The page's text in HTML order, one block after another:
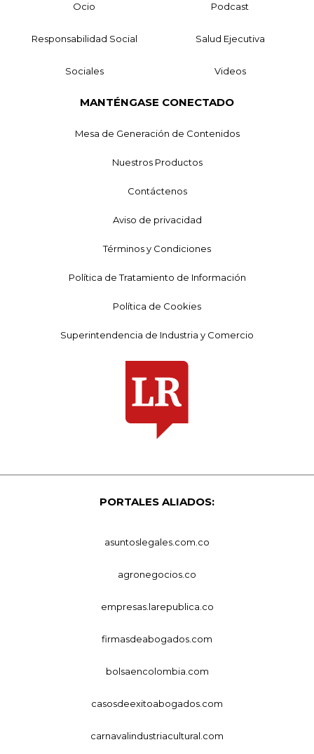
Ocio Podcast
Responsabilidad Social Salud Ejecutiva
Sociales Videos
MANTÉNGASE CONECTADO
Mesa de Generación de Contenidos
Nuestros Productos
Contáctenos
Aviso de privacidad
Términos y Condiciones
Política de Tratamiento de Información
Política de Cookies
Superintendencia de Industria y Comercio
PORTALES ALIADOS:
asuntoslegales.com.co
agronegocios.co
empresas.larepublica.co
firmasdeabogados.com
bolsaencolombia.com
casosdeexitoabogados.com
carnavalindustriacultural.com